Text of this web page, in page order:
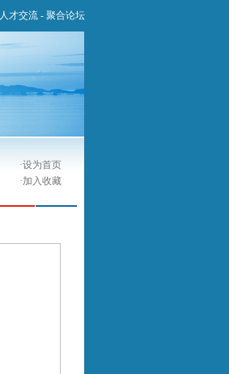
人才交流 - 聚合论坛
·设为首页
·加入收藏